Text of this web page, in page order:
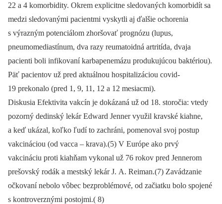
22 a 4 komorbidity. Okrem explicitne sledovaných komorbidít sa
medzi sledovanými pacientmi vyskytli aj ďalšie ochorenia
s výrazným potenciálom zhoršovať prognózu (lupus,
pneumomediastínum, dva razy reumatoidná artritída, dvaja
pacienti boli infikovaní karbapenemázu produkujúcou baktériou).
Päť pacientov už pred aktuálnou hospitalizáciou covid-
19 prekonalo (pred 1, 9, 11, 12 a 12 mesiacmi).
Diskusia Efektivita vakcín je dokázaná už od 18. storočia: vtedy
pozorný dedinský lekár Edward Jenner využil kravské kiahne,
a keď ukázal, koľko ľudí to zachráni, pomenoval svoj postup
vakcináciou (od vacca –⁠ krava).(5) V Európe ako prvý
vakcináciu proti kiahňam vykonal už 76 rokov pred Jennerom
prešovský rodák a mestský lekár J. A. Reiman.(7) Zavádzanie
očkovaní nebolo vôbec bezproblémové, od začiatku bolo spojené
s kontroverznými postojmi.( 8)